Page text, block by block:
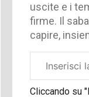
uscite e i
firme. Il
capire,
aziendale
Cliccando su